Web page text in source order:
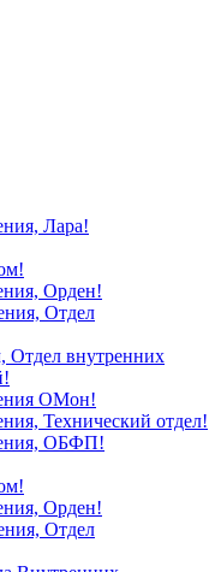
Лара!
Орден!
Отдел
Отдел внутренних
ОМон!
Технический отдел!
ОБФП!
Орден!
Отдел